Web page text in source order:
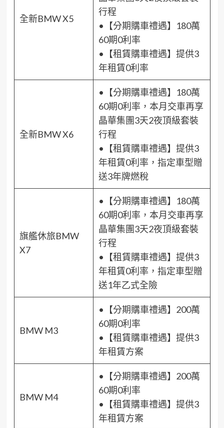
全新BMW X5
行程
•【分期購車禮遇】180萬
60期0利率
•【租賃購車禮遇】提供3
年租賃0利率
全新BMW X6
•【分期購車禮遇】180萬
60期0利率，本月交車再享
晶華集團3天2夜頂級套裝
行程
•【租賃購車禮遇】提供3
年租賃0利率，指定車型贈
送3年牌燃稅
旗艦休旅BMW
X7
•【分期購車禮遇】180萬
60期0利率，本月交車再享
晶華集團3天2夜頂級套裝
行程
•【租賃購車禮遇】提供3
年租賃0利率，指定車型贈
送1年乙式全險
BMW M3
•【分期購車禮遇】200萬
60期0利率
•【租賃購車禮遇】提供3
年租賃方案
BMW M4
•【分期購車禮遇】200萬
60期0利率
•【租賃購車禮遇】提供3
年租賃方案